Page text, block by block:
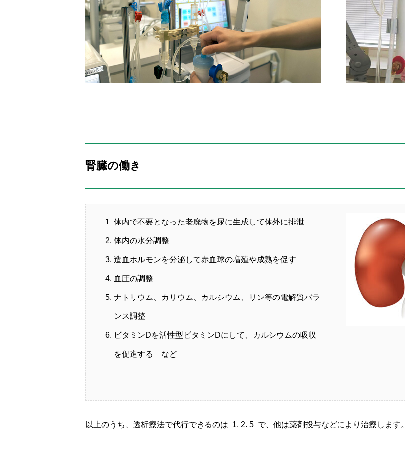
腎臓の働き
体内で不要となった老廃物を尿に生成して体外に排泄
体内の水分調整
造血ホルモンを分泌して赤血球の増殖や成熟を促す
血圧の調整
ナトリウム、カリウム、カルシウム、リン等の電解質バラ
ンス調整
ビタミンDを活性型ビタミンDにして、カルシウムの吸収
を促進する など
以上のうち、透析療法で代行できるのは 1. 2. 5 で、他は薬剤投与などにより治療します。